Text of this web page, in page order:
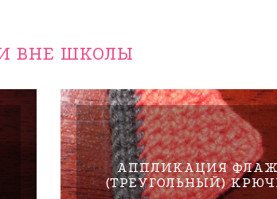
ВНЕ ШКОЛЫ
АППЛИКАЦИЯ
(ТРЕУГОЛЬНЫЙ)